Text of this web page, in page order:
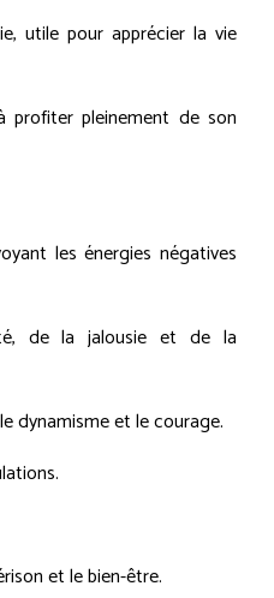
utile pour apprécier la vie
pleinement de son
les énergies négatives
de la jalousie et de la
dynamisme et le courage.
et le bien-être.